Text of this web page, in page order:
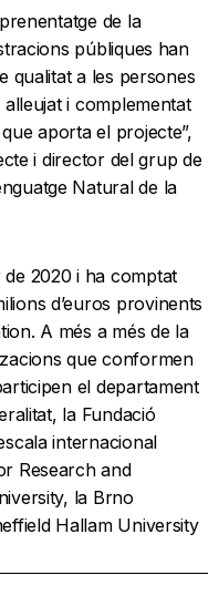
de la
públiques han
qualitat a les persones
i complementat
aporta el projecte”,
i director del grup de
Natural de la
2020 i ha comptat
d’euros provinents
A més a més de la
que conformen
el departament
la Fundació
internacional
Research and
la Brno
Hallam University